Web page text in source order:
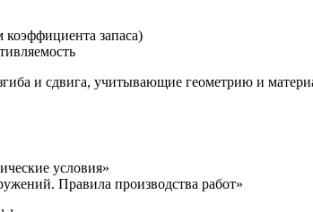
запаса)
и сдвига, учитывающие геометрию и
условия»
Правила производства работ»